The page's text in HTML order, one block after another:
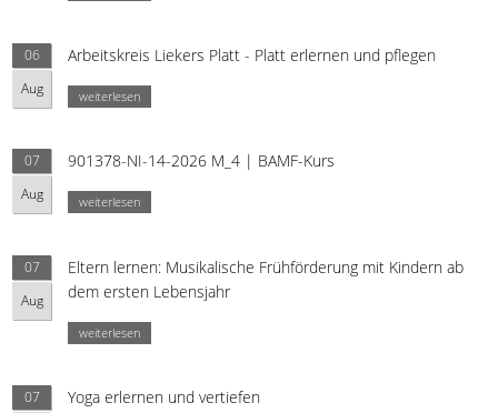
06
Aug
Arbeitskreis Liekers Platt - Platt erlernen und pflegen
weiterlesen
07
Aug
901378-NI-14-2026 M_4 | BAMF-Kurs
weiterlesen
07
Aug
Eltern lernen: Musikalische Frühförderung mit Kindern ab
dem ersten Lebensjahr
weiterlesen
07
Yoga erlernen und vertiefen